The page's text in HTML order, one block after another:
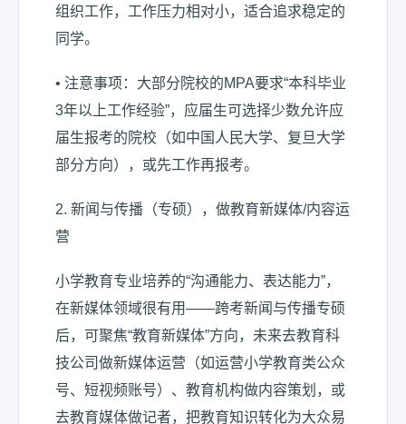
组织工作，工作压力相对小，适合追求稳定的
同学。
• 注意事项：大部分院校的MPA要求“本科毕业
3年以上工作经验”，应届生可选择少数允许应
届生报考的院校（如中国人民大学、复旦大学
部分方向），或先工作再报考。
2. 新闻与传播（专硕），做教育新媒体/内容运
营
小学教育专业培养的“沟通能力、表达能力”，
在新媒体领域很有用——跨考新闻与传播专硕
后，可聚焦“教育新媒体”方向，未来去教育科
技公司做新媒体运营（如运营小学教育类公众
号、短视频账号）、教育机构做内容策划，或
去教育媒体做记者，把教育知识转化为大众易